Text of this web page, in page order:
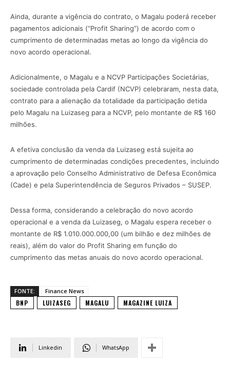
Ainda, durante a vigência do contrato, o Magalu poderá receber
pagamentos adicionais (“Profit Sharing”) de acordo com o
cumprimento de determinadas metas ao longo da vigência do
novo acordo operacional.
Adicionalmente, o Magalu e a NCVP Participações Societárias,
sociedade controlada pela Cardif (NCVP) celebraram, nesta data,
contrato para a alienação da totalidade da participação detida
pelo Magalu na Luizaseg para a NCVP, pelo montante de R$ 160
milhões.
A efetiva conclusão da venda da Luizaseg está sujeita ao
cumprimento de determinadas condições precedentes, incluindo
a aprovação pelo Conselho Administrativo de Defesa Econômica
(Cade) e pela Superintendência de Seguros Privados – SUSEP.
Dessa forma, considerando a celebração do novo acordo
operacional e a venda da Luizaseg, o Magalu espera receber o
montante de R$ 1.010.000.000,00 (um bilhão e dez milhões de
reais), além do valor do Profit Sharing em função do
cumprimento das metas anuais do novo acordo operacional.
FONTE: Finance News
BNP LUIZASEG MAGALU MAGAZINE LUIZA
Linkedin WhatsApp